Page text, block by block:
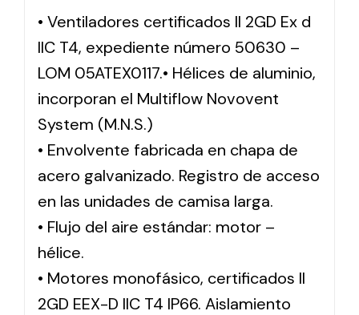
• Ventiladores certificados II 2GD Ex d
IIC T4, expediente número 50630 –
LOM 05ATEX0117.• Hélices de aluminio,
incorporan el Multiflow Novovent
System (M.N.S.)
• Envolvente fabricada en chapa de
acero galvanizado. Registro de acceso
en las unidades de camisa larga.
• Flujo del aire estándar: motor –
hélice.
• Motores monofásico, certificados II
2GD EEX-D IIC T4 IP66. Aislamiento